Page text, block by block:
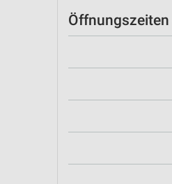
Öffnungszeiten